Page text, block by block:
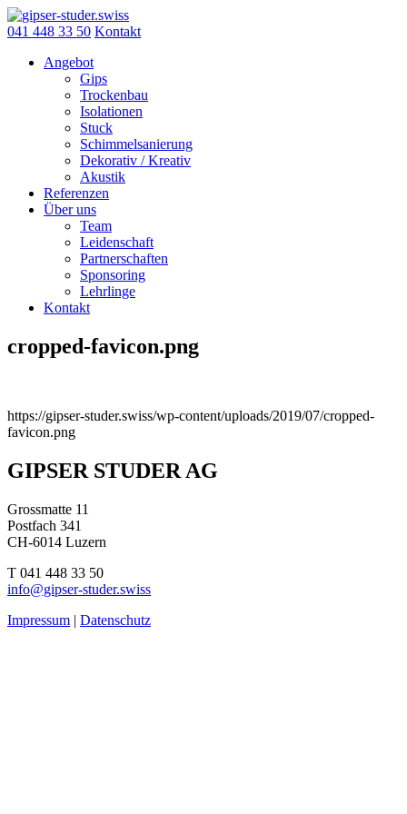
Skip
to
041 448 33 50 Kontakt
Angebot
Gips
Trockenbau
Isolationen
Stuck
Schimmelsanierung
Dekorativ / Kreativ
Akustik
Referenzen
Über uns
Team
Leidenschaft
Partnerschaften
Sponsoring
Lehrlinge
Kontakt
cropped-favicon.png
https://gipser-studer.swiss/wp-content/uploads/2019/07/cropped-
favicon.png
Beitragsnavigation
GIPSER STUDER AG
Grossmatte 11
Postfach 341
CH-6014 Luzern
T 041 448 33 50
info@gipser-studer.swiss
Impressum | Datenschutz